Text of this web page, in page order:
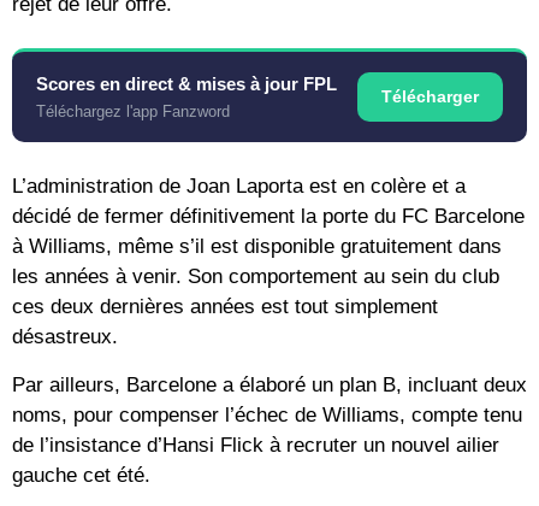
Scores en direct & mises à jour FPL
Téléchargez l'app Fanzword
Télécharger
L’administration de Joan Laporta est en colère et a
décidé de fermer définitivement la porte du FC Barcelone
à Williams, même s’il est disponible gratuitement dans
les années à venir. Son comportement au sein du club
ces deux dernières années est tout simplement
désastreux.
Par ailleurs, Barcelone a élaboré un plan B, incluant deux
noms, pour compenser l’échec de Williams, compte tenu
de l’insistance d’Hansi Flick à recruter un nouvel ailier
gauche cet été.